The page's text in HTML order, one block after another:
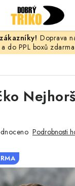
Doprava
a do PPL boxů
Podrobnosti